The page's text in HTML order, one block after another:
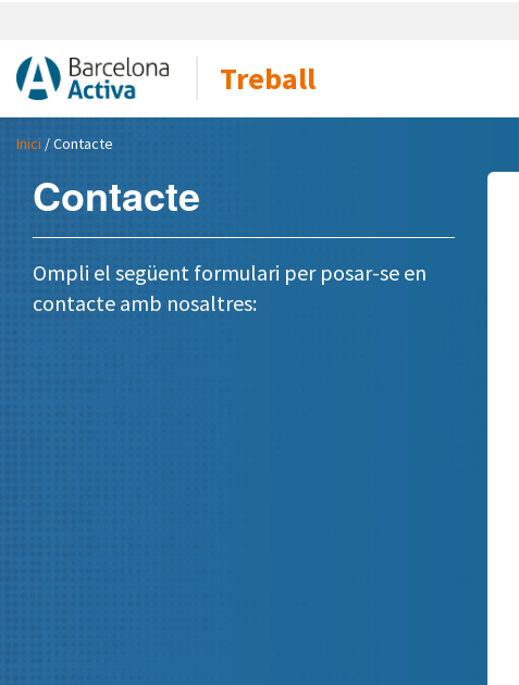
Treball
Inici / Contacte
Contacte
Ompli el següent formulari per posar-se en
contacte amb nosaltres: